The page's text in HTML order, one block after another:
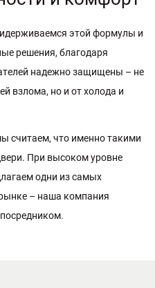
идерживаемся этой формулы и
ые решения, благодаря
телей надежнозащищены – не
ей взлома, но и отхолода и
ы считаем, что именнотакими
вери. При высокомуровне
лагаемодни изсамых
ынке – наша компания
посредником.